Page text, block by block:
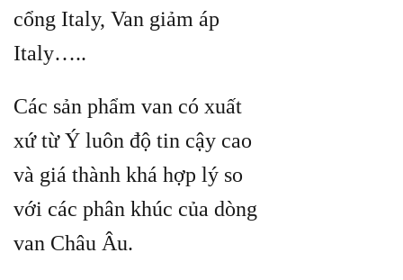
cổng Italy, Van giảm áp
Italy…..
Các sản phẩm van có xuất
xứ từ Ý luôn độ tin cậy cao
và giá thành khá hợp lý so
với các phân khúc của dòng
van Châu Âu.